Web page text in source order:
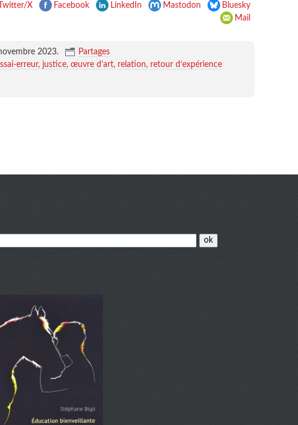
Twitter/X Facebook LinkedIn Mastodon
Bluesky
Mail
2023.
Partages
erreur justice œuvre d’art relation
retour d‘expérience